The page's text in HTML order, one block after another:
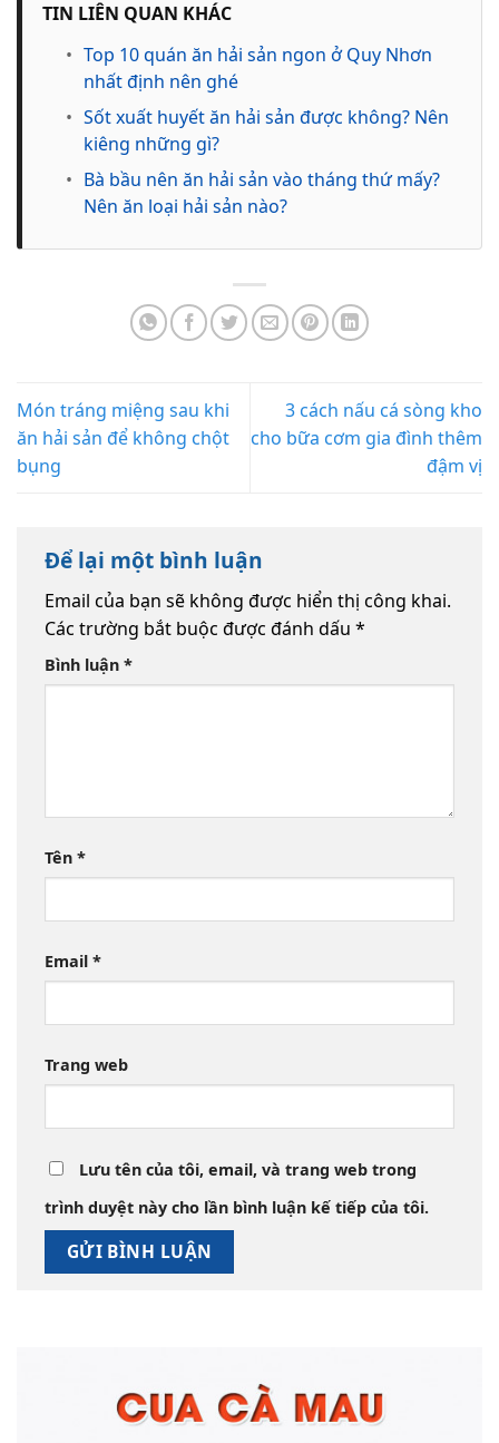
TIN LIÊN QUAN KHÁC
• Top 10 quán ăn hải sản ngon ở Quy Nhơn
nhất định nên ghé
• Sốt xuất huyết ăn hải sản được không? Nên
kiêng những gì?
• Bà bầu nên ăn hải sản vào tháng thứ mấy?
Nên ăn loại hải sản nào?
Món tráng miệng sau khi
ăn hải sản để không chột
bụng
3 cách nấu cá sòng kho
cho bữa cơm gia đình thêm
đậm vị
Để lại một bình luận
Email của bạn sẽ không được hiển thị công khai.
Các trường bắt buộc được đánh dấu *
Bình luận *
Tên *
Email *
Trang web
Lưu tên của tôi, email, và trang web trong
trình duyệt này cho lần bình luận kế tiếp của tôi.